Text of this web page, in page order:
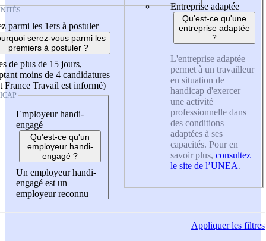
parmi les 1ers à postuler
serez-vous parmi les
premiers à postuler ?
de plus de 15 jours,
moins de 4 candidatures
France Travail est informé)
Employeur handi-
engagé
Qu'est-ce qu'un
employeur handi-
engagé ?
Un employeur handi-
engagé est un
employeur reconnu
Entreprise adaptée
Qu'est-ce qu'une
entreprise adaptée
?
L'entreprise adaptée
permet à un travailleur
en situation de
handicap d'exercer
une activité
professionnelle dans
des conditions
adaptées à ses
capacités. Pour en
savoir plus, consultez
le site de l’UNEA.
Appliquerles filtres